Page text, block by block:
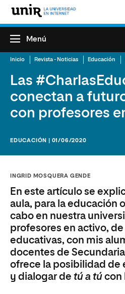
Menú
Inicio Revista - Noticias Educación
Las
conectan a
con profesores
EDUCACIÓN | 01/06/2020
INGRID MOSQUERA GENDE
En este artículo se
aula, para la educación
cabo en nuestra
profesores en activo,
educativas, con mis
docentes de
ofrece la posibilidad de
y dialogar de tú a túcon